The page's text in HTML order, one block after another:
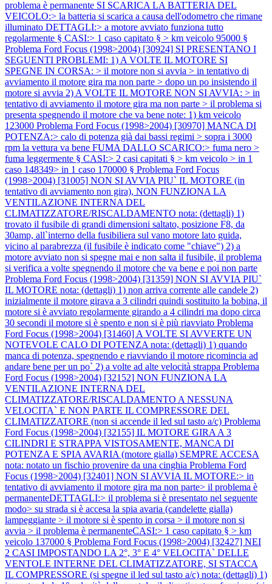
problema è permanente SI SCARICA LA BATTERIA DEL
VEICOLO:> la batteria si scarica a causa dell'odometro che rimane
illuminato DETTAGLI:> a motore avviato funziona tutto
regolarmente § CASI:> 1 caso capitato § > km veicolo 95000 §
Problema Ford Focus (1998>2004) [30924] SI PRESENTANO I
SEGUENTI PROBLEMI: 1) A VOLTE IL MOTORE SI
SPEGNE IN CORSA: > il motore non si avvia > in tentativo di
avviamento il motore gira ma non parte > dopo un po insistendo il
motore si avvia 2) A VOLTE IL MOTORE NON SI AVVIA: > in
tentativo di avviamento il motore gira ma non parte > il problema si
presenta spegnendo il motore che va bene note: 1) km veicolo
123000 Problema Ford Focus (1998>2004) [30970] MANCA DI
POTENZA:> calo di potenza già dai bassi regimi > sopra i 3000
rpm la vettura va bene FUMA DALLO SCARICO:> fuma nero >
fuma leggermente § CASI:> 2 casi capitati § > km veicolo > in 1
caso 148349> in 1 caso 170000 § Problema Ford Focus
(1998>2004) [31005] NON SI AVVIA PIU` IL MOTORE (in
tentativo di avviamento non gira), NON FUNZIONA LA
VENTILAZIONE INTERNA DEL
CLIMATIZZATORE/RISCALDAMENTO nota: (dettagli) 1)
trovato il fusibile di grandi dimensioni saltato, posizione F8, da
30amp, all`interno della fusibiliera sul vano motore lato guida,
vicino al parabrezza (il fusibile è indicato come "chiave") 2) a
motore avviato non si spegne mai e non salta il fusibile, il problema
si verifica a volte spegnendo il motore che va bene e poi non parte
Problema Ford Focus (1998>2004) [31359] NON SI AVVIA PIU`
IL MOTORE nota: (dettagli) 1) non arriva corrente alle candele 2)
inizialmente il motore girava a 3 cilindri quindi sostituito la bobina, il
motore si è avviato regolarmente girando a 4 cilindri ma dopo circa
30 secondi il motore si è spento e non si è più riavviato Problema
Ford Focus (1998>2004) [31460] A VOLTE SI AVVERTE UN
NOTEVOLE CALO DI POTENZA nota: (dettagli) 1) quando
manca di potenza, spegnendo e riavviando il motore ricomincia ad
andare bene per un po` 2) a volte ad alte velocità strappa Problema
Ford Focus (1998>2004) [32152] NON FUNZIONA LA
VENTILAZIONE INTERNA DEL
CLIMATIZZATORE/RISCALDAMENTO A NESSUNA
VELOCITA` E NON PARTE IL COMPRESSORE DEL
CLIMATIZZATORE (non si accende il led sul tasto a/c) Problema
Ford Focus (1998>2004) [32155] IL MOTORE GIRA A 3
CILINDRI E STRAPPA VISTOSAMENTE, MANCA DI
POTENZA E SPIA AVARIA (motore gialla) SEMPRE ACCESA
nota: notato un fischio provenire da una cinghia Problema Ford
Focus (1998>2004) [32401] NON SI AVVIA IL MOTORE:> in
tentativo di avviamento il motore gira ma non parte> il problema è
permanenteDETTAGLI:> il problema si è presentato nel seguente
modo> su strada si è accesa la spia avaria (candelette gialla)
lampeggiante > il motore si è spento in corsa > il motore non si
avvia > il problema è permanenteCASI:> 1 caso capitato § > km
veicolo 137000 § Problema Ford Focus (1998>2004) [32427] NEI
2 CASI IMPOSTANDO LA 2°, 3° E 4° VELOCITA` DELLE
VENTOLE INTERNE DEL CLIMATIZZATORE, SI STACCA
IL COMPRESSORE (si spegne il led sul tasto a/c) nota: (dettagli) 1)